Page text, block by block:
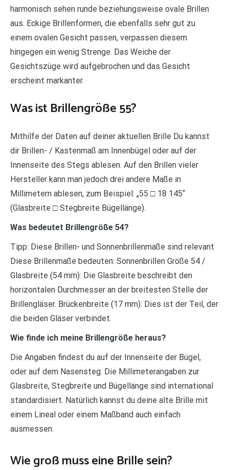
harmonisch sehen runde beziehungsweise ovale Brillen
aus. Eckige Brillenformen, die ebenfalls sehr gut zu
einem ovalen Gesicht passen, verpassen diesem
hingegen ein wenig Strenge. Das Weiche der
Gesichtszüge wird aufgebrochen und das Gesicht
erscheint markanter.
Was ist Brillengröße 55?
Mithilfe der Daten auf deiner aktuellen Brille Du kannst
dir Brillen- / Kastenmaß am Innenbügel oder auf der
Innenseite des Stegs ablesen. Auf den Brillen vieler
Hersteller kann man jedoch drei andere Maße in
Millimetern ablesen, zum Beispiel: „55 □ 18 145“
(Glasbreite □ Stegbreite Bügellänge).
Was bedeutet Brillengröße 54?
Tipp: Diese Brillen- und Sonnenbrillenmaße sind relevant
Diese Brillenmaße bedeuten: Sonnenbrillen Größe 54 /
Glasbreite (54 mm): Die Glasbreite beschreibt den
horizontalen Durchmesser an der breitesten Stelle der
Brillengläser. Brückenbreite (17 mm): Dies ist der Teil, der
die beiden Gläser verbindet.
Wie finde ich meine Brillengröße heraus?
Die Angaben findest du auf der Innenseite der Bügel,
oder auf dem Nasensteg. Die Millimeterangaben zur
Glasbreite, Stegbreite und Bügellänge sind international
standardisiert. Natürlich kannst du deine alte Brille mit
einem Lineal oder einem Maßband auch einfach
ausmessen.
Wie groß muss eine Brille sein?